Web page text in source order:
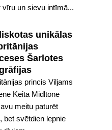
un sievu intīmā...
unikālas
Šarlotes
princis Viljams
Keita Midltone
meitu paturēt
bet svētdien lepnie